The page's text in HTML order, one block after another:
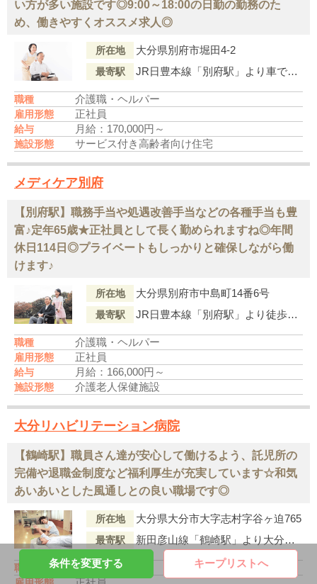
条件を変更する キープリストへ
い方が多い施設です◎9:00～18:00の日勤の勤務のた
め、働きやすくオススメ求人◎
所在地 大分県別府市堀田4-2
最寄駅 JR日豊本線「別府駅」より車で13分
職種 介護職・ヘルパー
雇用形態 正社員
給与 月給：170,000円～
施設形態 サービス付き高齢者向け住宅
メディケア別府
【別府駅】職務手当や処遇改善手当などの各種手当も豊
富♪定年65歳★正社員として長く勤められますね◎年間
休日114日◎プライベートもしっかりと確保しながら働
けます♪
所在地 大分県別府市中島町14番6号
最寄駅 JR日豊本線「別府駅」より徒歩14分
職種 介護職・ヘルパー
雇用形態 正社員
給与 月給：166,000円～
施設形態 介護老人保健施設
大分リハビリテーション病院
【鶴崎駅】職員さん達が安心して働けるよう、託児所の
完備や退職金制度など福利厚生が充実しています☆和気
あいあいとした風通しとの良い職場です◎
所在地 大分県大分市大字志村字谷ヶ迫765
最寄駅 新田彦山線「鶴崎駅」より大分バス『城原』行「庄境」下車徒歩4分
職種 看護助手